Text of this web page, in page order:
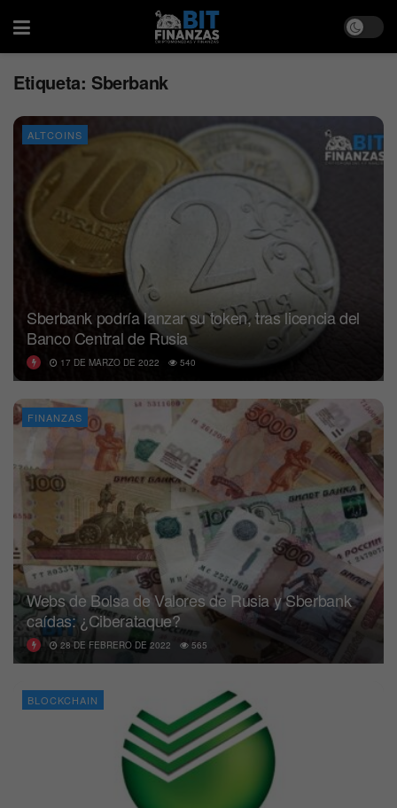
Etiqueta: Sberbank
ALTCOINS
Sberbank podría lanzar su token, tras licencia del
Banco Central de Rusia
17 DE MARZO DE 2022 540
FINANZAS
Webs de Bolsa de Valores de Rusia y Sberbank
caídas: ¿Ciberataque?
28 DE FEBRERO DE 2022 565
BLOCKCHAIN